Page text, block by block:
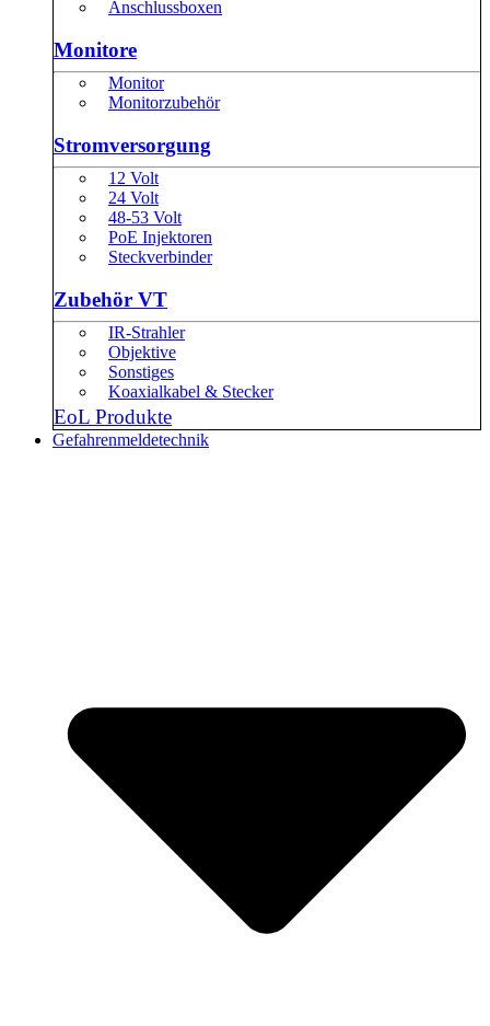
Anschlussboxen
Monitore
Monitor
Monitorzubehör
Stromversorgung
12 Volt
24 Volt
48-53 Volt
PoE Injektoren
Steckverbinder
Zubehör VT
IR-Strahler
Objektive
Sonstiges
Koaxialkabel & Stecker
EoL Produkte
Gefahrenmeldetechnik